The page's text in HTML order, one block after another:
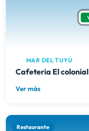
MAR DEL TUYÚ
Cafeteria El colonial
Ver más
Restaurante